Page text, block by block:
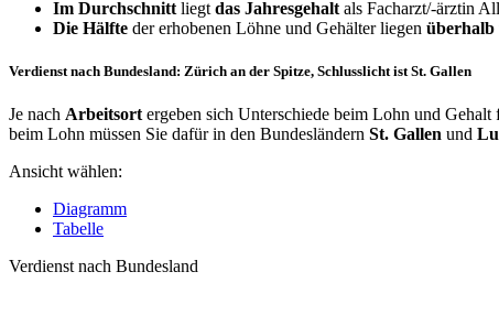
Im Durchschnitt liegt das Jahresgehalt als Facharzt/-ärztin
Die Hälfte der erhobenen Löhne und Gehälter liegen überhalb
Verdienst nach Bundesland: Zürich an der Spitze, Schlusslicht ist St. Gallen
Je nach Arbeitsort ergeben sich Unterschiede beim Lohn und
beim Lohn müssen Sie dafür in den Bundesländern St. Gallen und
Ansicht wählen:
Diagramm
Tabelle
Verdienst nach Bundesland